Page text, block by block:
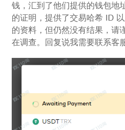
钱，汇到了他们提供的钱包地
的证明，提供了交易哈希 ID
的资料，但仍然没有结果，请
在调查。回复说我需要联系客